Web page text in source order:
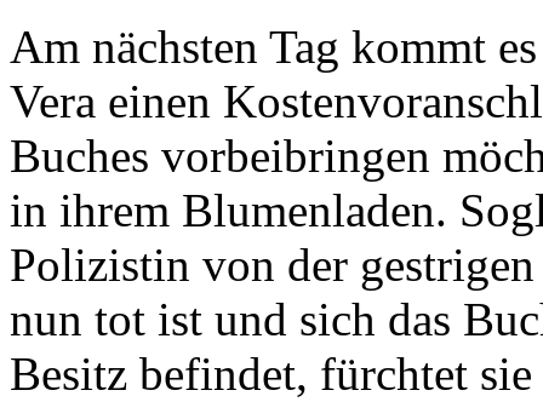
Am nächsten Tag kommt
Vera einen
Buches vorbeibringen
in ihrem Blumenladen.
Polizistin von der
nun tot ist und sich das
Besitz befindet, fürchtet